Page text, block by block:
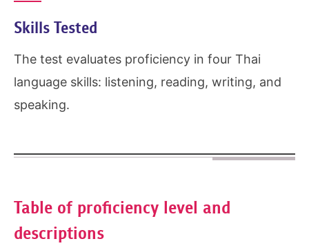
Skills Tested
The test evaluates proficiency in four Thai
language skills: listening, reading, writing, and
speaking.
Table of proficiency level and
descriptions